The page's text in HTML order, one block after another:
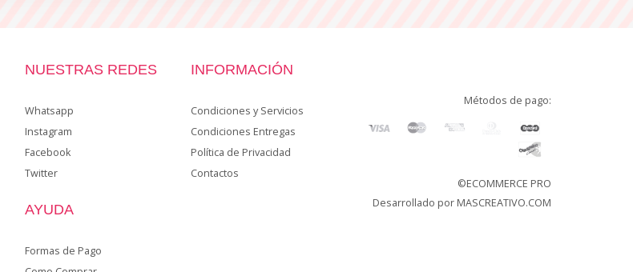
NUESTRAS REDES
Whatsapp
Instagram
Facebook
Twitter
INFORMACIÓN
Condiciones y Servicios
Condiciones Entregas
Política de Privacidad
Contactos
AYUDA
Formas de Pago
Métodos de pago:
©ECOMMERCE PRO
Desarrollado por MASCREATIVO.COM